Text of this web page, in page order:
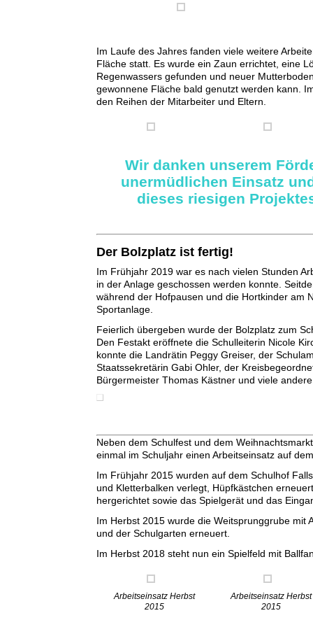
Im Laufe des Jahres fanden viele weitere
Fläche statt. Es wurde ein Zaun errichtet, eine
Regenwassers gefunden und neuer
gewonnene Fläche bald genutzt werden kann.
den Reihen der Mitarbeiter und Eltern.
Wir danken unserem
unermüdlichen Einsatz
dieses riesigen
Der Bolzplatz ist fertig!
Im Frühjahr 2019 war es nach vielen Stunden
in der Anlage geschossen werden konnte.
während der Hofpausen und die Hortkinder am
Sportanlage.
Feierlich übergeben wurde der Bolzplatz zum
Den Festakt eröffnete die Schulleiterin Nicole
konnte die Landrätin Peggy Greiser, der
Staatssekretärin Gabi Ohler, der
Bürgermeister Thomas Kästner und viele
Neben dem Schulfest und dem
einmal im Schuljahr einen Arbeitseinsatz auf
Im Frühjahr 2015 wurden auf dem Schulhof
und Kletterbalken verlegt, Hüpfkästchen
hergerichtet sowie das Spielgerät und das
Im Herbst 2015 wurde die Weitsprunggrube mit
und der Schulgarten erneuert.
Im Herbst 2018 steht nun ein Spielfeld mit
Arbeitseinsatz Herbst
2015
Arbeitseinsatz Herbst
2015